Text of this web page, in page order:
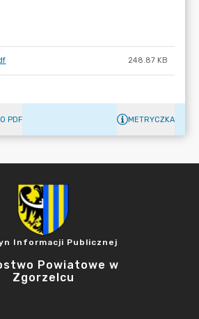
248.87 KB
PDF METRYCZKA
Informacji Publicznej
Powiatowe w
Zgorzelcu